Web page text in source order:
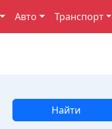
Авто Транспорт
Найти